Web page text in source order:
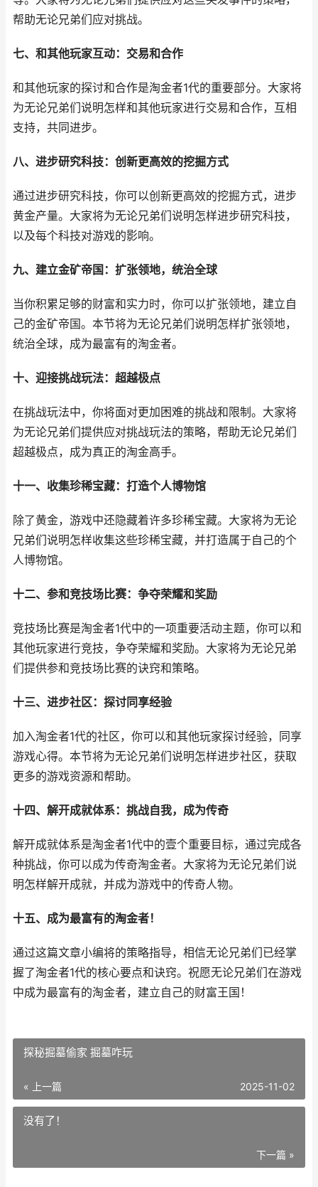
帮助无论兄弟们应对挑战。
七、和其他玩家互动：交易和合作
和其他玩家的探讨和合作是淘金者1代的重要部分。大家将
为无论兄弟们说明怎样和其他玩家进行交易和合作，互相
支持，共同进步。
八、进步研究科技：创新更高效的挖掘方式
通过进步研究科技，你可以创新更高效的挖掘方式，进步
黄金产量。大家将为无论兄弟们说明怎样进步研究科技，
以及每个科技对游戏的影响。
九、建立金矿帝国：扩张领地，统治全球
当你积累足够的财富和实力时，你可以扩张领地，建立自
己的金矿帝国。本节将为无论兄弟们说明怎样扩张领地，
统治全球，成为最富有的淘金者。
十、迎接挑战玩法：超越极点
在挑战玩法中，你将面对更加困难的挑战和限制。大家将
为无论兄弟们提供应对挑战玩法的策略，帮助无论兄弟们
超越极点，成为真正的淘金高手。
十一、收集珍稀宝藏：打造个人博物馆
除了黄金，游戏中还隐藏着许多珍稀宝藏。大家将为无论
兄弟们说明怎样收集这些珍稀宝藏，并打造属于自己的个
人博物馆。
十二、参和竞技场比赛：争夺荣耀和奖励
竞技场比赛是淘金者1代中的一项重要活动主题，你可以和
其他玩家进行竞技，争夺荣耀和奖励。大家将为无论兄弟
们提供参和竞技场比赛的诀窍和策略。
十三、进步社区：探讨同享经验
加入淘金者1代的社区，你可以和其他玩家探讨经验，同享
游戏心得。本节将为无论兄弟们说明怎样进步社区，获取
更多的游戏资源和帮助。
十四、解开成就体系：挑战自我，成为传奇
解开成就体系是淘金者1代中的壹个重要目标，通过完成各
种挑战，你可以成为传奇淘金者。大家将为无论兄弟们说
明怎样解开成就，并成为游戏中的传奇人物。
十五、成为最富有的淘金者！
通过这篇文章小编将的策略指导，相信无论兄弟们已经掌
握了淘金者1代的核心要点和诀窍。祝愿无论兄弟们在游戏
中成为最富有的淘金者，建立自己的财富王国！
探秘掘墓偷家 掘墓咋玩
« 上一篇 2025-11-02
没有了！
下一篇 »